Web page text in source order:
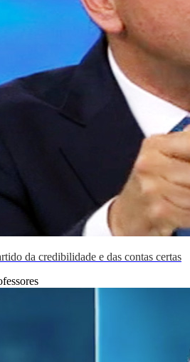
da credibilidade e das contas certas